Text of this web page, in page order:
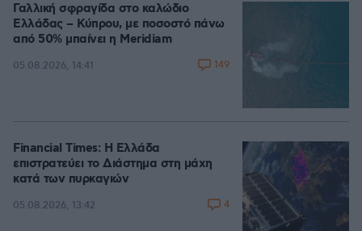
Γαλλική σφραγίδα στο καλώδιο
Ελλάδας – Κύπρου, με ποσοστό πάνω
από 50% μπαίνει η Meridiam
05.08.2026, 14:41 149
Financial Times: Η Ελλάδα
επιστρατεύει το Διάστημα στη μάχη
κατά των πυρκαγιών
05.08.2026, 13:42 4